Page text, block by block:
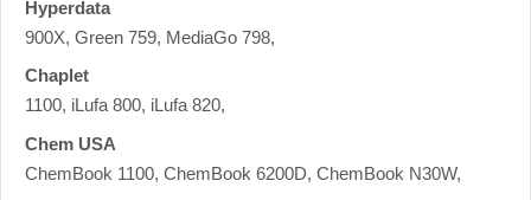
Hyperdata
900X, Green 759, MediaGo 798,
Chaplet
1100, iLufa 800, iLufa 820,
Chem USA
ChemBook 1100, ChemBook 6200D, ChemBook N30W,